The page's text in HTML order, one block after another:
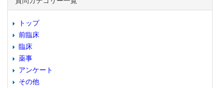
トップ
前臨床
臨床
薬事
アンケート
その他